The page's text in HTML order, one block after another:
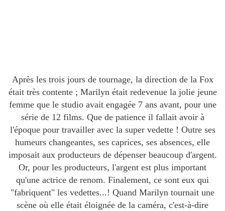
Après les trois jours de tournage, la direction de la Fox
était très contente ; Marilyn était redevenue la jolie jeune
femme que le studio avait engagée 7 ans avant, pour une
série de 12 films. Que de patience il fallait avoir à
l'époque pour travailler avec la super vedette ! Outre ses
humeurs changeantes, ses caprices, ses absences, elle
imposait aux producteurs de dépenser beaucoup d'argent.
Or, pour les producteurs, l'argent est plus important
qu'une actrice de renom. Finalement, ce sont eux qui
"fabriquent" les vedettes...! Quand Marilyn tournait une
scène où elle était éloignée de la caméra, c'est-à-dire